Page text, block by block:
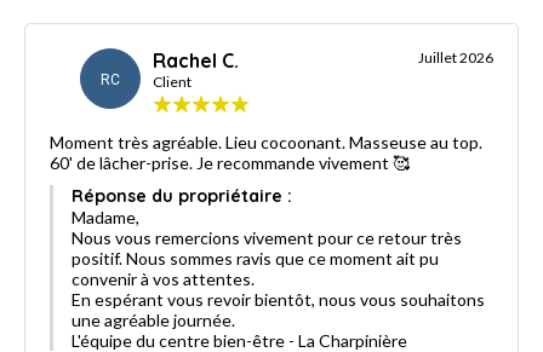
RC
Rachel C.
Client
Juillet 2026
Moment très agréable. Lieu cocoonant. Masseuse au top.
60' de lâcher-prise. Je recommande vivement 🥰
Réponse du propriétaire :
Madame,
Nous vous remercions vivement pour ce retour très
positif. Nous sommes ravis que ce moment ait pu
convenir à vos attentes.
En espérant vous revoir bientôt, nous vous souhaitons
une agréable journée.
L'équipe du centre bien-être - La Charpinière